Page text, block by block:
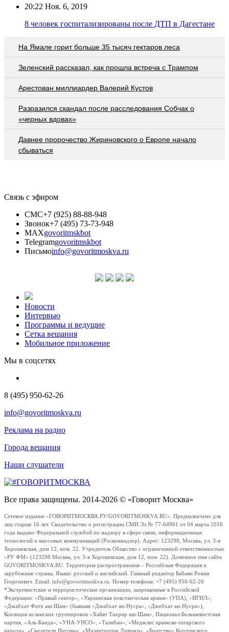
20:22 Ноя. 6, 2019
8 человек госпитализированы после ДТП в Дагестане
На Ямале горит больше 35 тысяч гектаров леса
Зеленский рассказал, как прошла встреча с Трампом
Арестован миллиардер Валерий Кустов
Разразился скандал после расследования Собчак о
«черных вдовах»
Давнее пророчество Жириновского о Европе начало
сбываться
Связь с эфиром
СМС+7 (925) 88-88-948
Звонок+7 (495) 73-73-948
MAXgovoritmskbot
Telegramgovoritmskbot
Письмоinfo@govoritmoskva.ru
Новости
Интервью
Программы и ведущие
Сетка вещания
Мобильное приложение
Мы в соцсетях
8 (495) 950-62-26
info@govoritmoskva.ru
Реклама на радио
Города вещания
Наши слушатели
Все права защищены. 2014-2026 © «Говорит Москва»
Сетевое издание «ГОВОРИТМОСКВА.РУ/GOVORITMOSKVA.RU». Предназначено для
лиц старше 16 лет. Свидетельство о регистрации СМИ Эл № 77-64961 от 04 марта 2016
года выдано Федеральной службой по надзору в сфере связи, информационных
технологий и массовых коммуникаций (Роскомнадзор). Адрес: 123298, Москва, ул. 3-я
Хорошевская, дом 12, пом. 22. Учредитель Общество с ограниченной ответственностью
«РУ ФМ» (123298 Москва, ул. 3-я Хорошевская, дом 12, пом. 22). Доменное имя сайта
GOVORITMOSKVA.RU. Территория распространения – Российская Федерация и
зарубежные страны. Языки: русский и английский. Главный редактор Бабаян Роман
Георгиевич. Email: info@govoritmoskva.ru. Номер телефона: +7 (495) 950-62-26
*Экстремистские и террористические организации, запрещенные в Российской
Федерации: «Правый сектор», «Украинская повстанческая армия» (УПА), «ИГИЛ»,
«Джабхат Фатх аш-Шам» (бывшая «Джабхат ан-Нусра», «Джебхат ан-Нусра»),
Коалиция исламских группировок «Хайят Тахрир аш-Шам», Национал-Большевистская
партия, «Аль-Каида», «УНА-УНСО», «Талибан», «Меджлис крымско-татарского
народа», «Свидетели Иеговы», «Мизантропик Дивижн», «Братство» Корчинского,